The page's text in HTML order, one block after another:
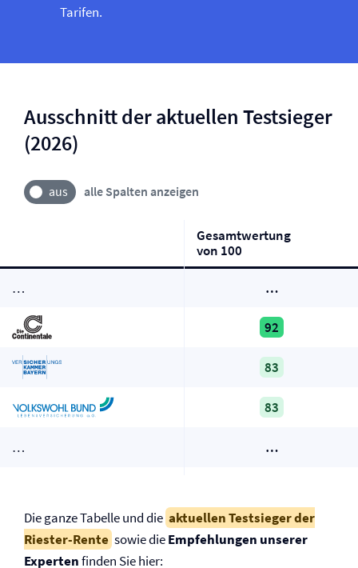
Tarifen.
Ausschnitt der aktuellen Testsieger
(2026)
alle Spalten anzeigen
Gesamtwertung
von 100
… …
92
83
83
… …
Die ganze Tabelle und die aktuellen Testsieger der
Riester-Rente sowie dieEmpfehlungen unserer
Expertenfinden Sie hier: